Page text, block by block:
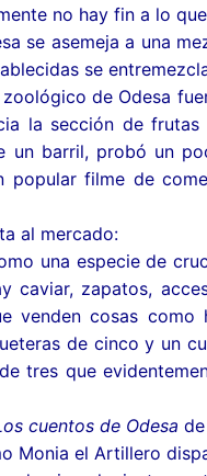
no hay fin a lo
se asemeja a una
se
de Odesa
la sección de
un barril, probó un
filme de
al mercado:
una especie de
caviar, zapatos,
cosas como
de cinco y un
tres que
cuentos de Odesa
Monia el Artillero